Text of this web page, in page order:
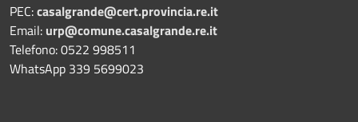
PEC:casalgrande@cert.provincia.re.it
Email: urp@comune.casalgrande.re.it
Telefono: 0522 998511
WhatsApp 339 5699023